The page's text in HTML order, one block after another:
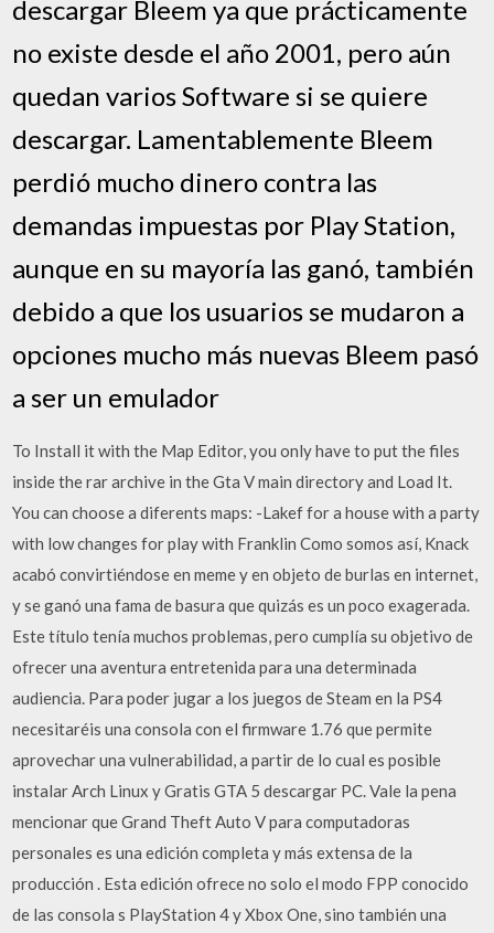
descargar Bleem ya que prácticamente
no existe desde el año 2001, pero aún
quedan varios Software si se quiere
descargar. Lamentablemente Bleem
perdió mucho dinero contra las
demandas impuestas por Play Station,
aunque en su mayoría las ganó, también
debido a que los usuarios se mudaron a
opciones mucho más nuevas Bleem pasó
a ser un emulador
To Install it with the Map Editor, you only have to put the files
inside the rar archive in the Gta V main directory and Load It.
You can choose a diferents maps: -Lakef for a house with a party
with low changes for play with Franklin Como somos así, Knack
acabó convirtiéndose en meme y en objeto de burlas en internet,
y se ganó una fama de basura que quizás es un poco exagerada.
Este título tenía muchos problemas, pero cumplía su objetivo de
ofrecer una aventura entretenida para una determinada
audiencia. Para poder jugar a los juegos de Steam en la PS4
necesitaréis una consola con el firmware 1.76 que permite
aprovechar una vulnerabilidad, a partir de lo cual es posible
instalar Arch Linux y Gratis GTA 5 descargar PC. Vale la pena
mencionar que Grand Theft Auto V para computadoras
personales es una edición completa y más extensa de la
producción . Esta edición ofrece no solo el modo FPP conocido
de las consola s PlayStation 4 y Xbox One, sino también una